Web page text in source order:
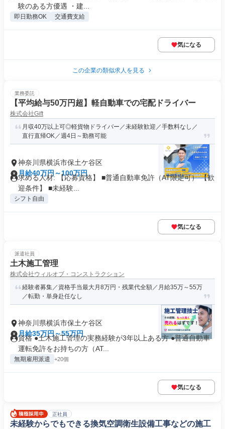
験のある方優遇 ・建...
即日勤務OK 交通費支給
気になる
この企業の類似求人を見る
業務委託
【平均給与50万円超】軽自動車での宅配ドライバー
株式会社Gift
月収40万以上可◎軽貨物ドライバー／未経験歓迎／手数料なし／
直行直帰OK／週4日～勤務可能
神奈川県横浜市保土ケ谷区
月給40万円～100万円
求める人材: 【応募資格】 ■普通自動車免許（AT限定可） 【歓
迎条件】 ■未経験...
シフト自由
気になる
派遣社員
土木施工管理
株式会社ウィルオブ・コンストラクション
経験者募集／資格手当最大月8万円・残業代全額／月給35万～55万
／転勤・単身赴任なし
神奈川県横浜市保土ケ谷区
月給35万円～55万円
資格 ●土木施工管理の実務経験が3年以上ある方 ●普通自動車
運転免許をお持ちの方（AT...
無期雇用派遣 +20個
気になる
正社員
未経験からでもできる換気空調衛生設備工事などの施工